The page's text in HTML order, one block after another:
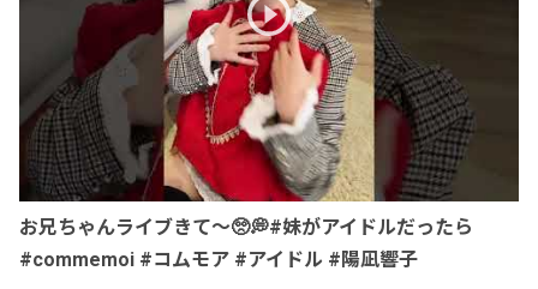
お兄ちゃんライブきて〜🥺💭#妹がアイドルだったら
#commemoi #コムモア #アイドル #陽凪響子